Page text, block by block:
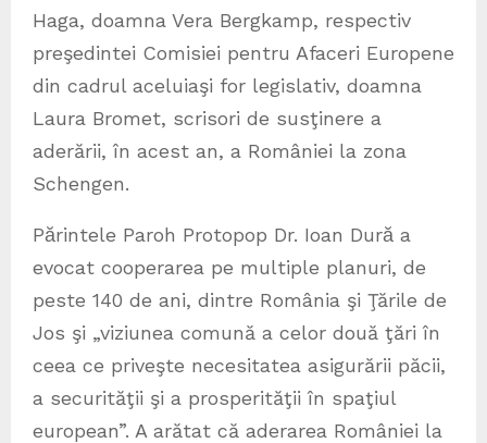
Haga, doamna Vera Bergkamp, respectiv
preşedintei Comisiei pentru Afaceri Europene
din cadrul aceluiaşi for legislativ, doamna
Laura Bromet, scrisori de susţinere a
aderării, în acest an, a României la zona
Schengen.
Pӑrintele Paroh Protopop Dr. Ioan Durӑ a
evocat cooperarea pe multiple planuri, de
peste 140 de ani, dintre România şi Ţările de
Jos şi „viziunea comună a celor două ţări în
ceea ce priveşte necesitatea asigurării păcii,
a securităţii şi a prosperităţii în spaţiul
european”. A arătat că aderarea României la